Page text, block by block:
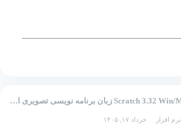
Scratch 3.32 Win/Mac/Android زبان برنامه نویسی تصویری اسکرچ
نرم افزار خرداد ۱۷, ۱۴۰۵